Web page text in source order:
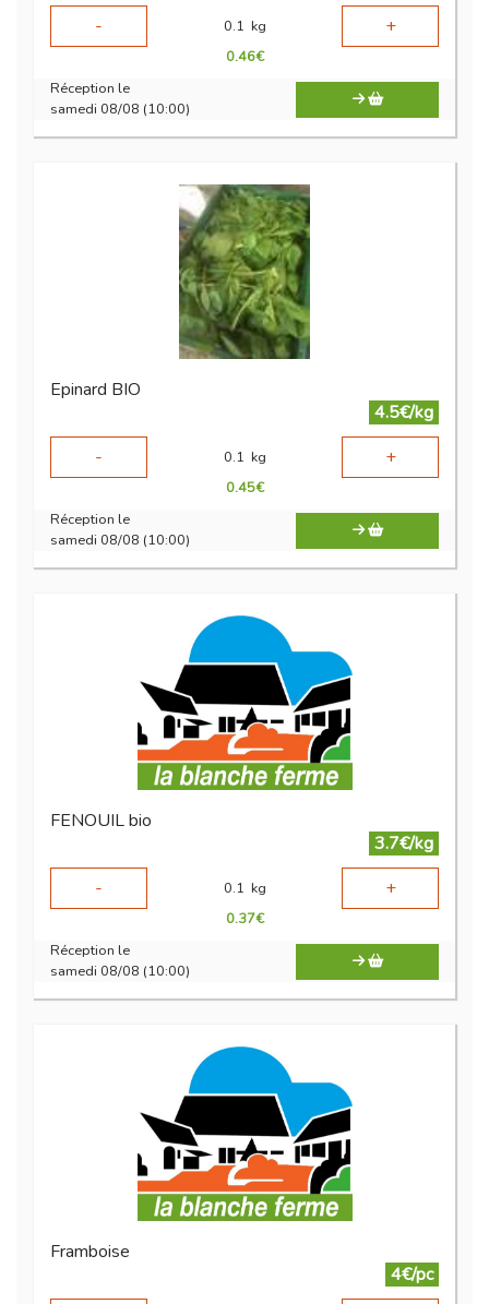
-
0.1 kg +
0.46€
Réception le
samedi 08/08 (10:00)
Epinard BIO
4.5€/kg
-
0.1 kg +
0.45€
Réception le
samedi 08/08 (10:00)
FENOUIL bio
3.7€/kg
-
0.1 kg +
0.37€
Réception le
samedi 08/08 (10:00)
Framboise
4€/pc